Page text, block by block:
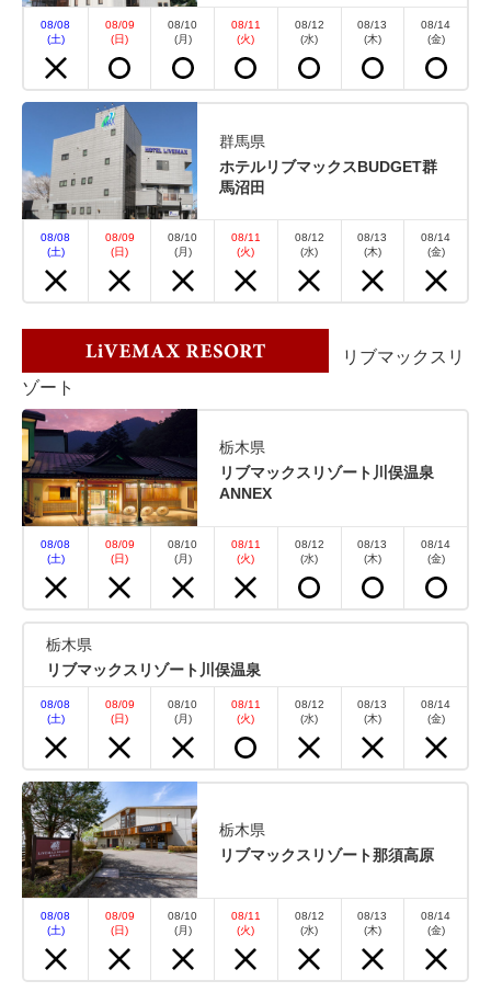
おすすめ
【スランバーランドベッド】スタ
ンダードプラン【素泊り】※現金不
可
素泊まり 現地払い・Web決済
in 15:00~ 21:00 / out 10:00まで
プラン】 1部屋につき駐車場1台無料！ 【2025年8月
9日 再開予定】 スパリゾートリブマックスの温泉施
設が、8月9日より再開いたします。 MAXCUBE真岡
にご宿泊のお客様も、ぜひご...
空室なし 詳細
空室カレンダー
おすすめ
【リブ得】通常プランより
15％OFF【素泊り】※現金不可
素泊まり 現地払い・Web決済
08/08
(土)
08/09
(日)
08/10
(月)
08/11
(火)
08/12
(水)
08/13
(木)
08/14
(金)
群馬県
ホテルリブマックスBUDGET群
馬沼田
08/08
(土)
08/09
(日)
08/10
(月)
08/11
(火)
08/12
(水)
08/13
(木)
08/14
(金)
リブマックスリ
ゾート
栃木県
リブマックスリゾート川俣温泉
ANNEX
08/08
(土)
08/09
(日)
08/10
(月)
08/11
(火)
08/12
(水)
08/13
(木)
08/14
(金)
栃木県
リブマックスリゾート川俣温泉
08/08
(土)
08/09
(日)
08/10
(月)
08/11
(火)
08/12
(水)
08/13
(木)
08/14
(金)
栃木県
リブマックスリゾート那須高原
08/08
(土)
08/09
(日)
08/10
(月)
08/11
(火)
08/12
(水)
08/13
(木)
08/14
(金)